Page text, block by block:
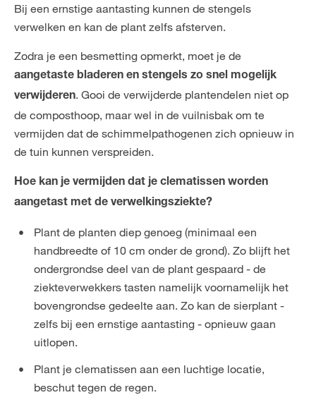
Bij een ernstige aantasting kunnen de stengels
verwelken en kan de plant zelfs afsterven.
Zodra je een besmetting opmerkt, moet je de
aangetaste bladeren en stengels zo snel mogelijk
verwijderen. Gooi de verwijderde plantendelen niet op
de composthoop, maar wel in de vuilnisbak om te
vermijden dat de schimmelpathogenen zich opnieuw in
de tuin kunnen verspreiden.
Hoe kan je vermijden dat je clematissen worden
aangetast met de verwelkingsziekte?
Plant de planten diep genoeg (minimaal een
handbreedte of 10 cm onder de grond). Zo blijft het
ondergrondse deel van de plant gespaard - de
ziekteverwekkers tasten namelijk voornamelijk het
bovengrondse gedeelte aan. Zo kan de sierplant -
zelfs bij een ernstige aantasting - opnieuw gaan
uitlopen.
Plant je clematissen aan een luchtige locatie,
beschut tegen de regen.